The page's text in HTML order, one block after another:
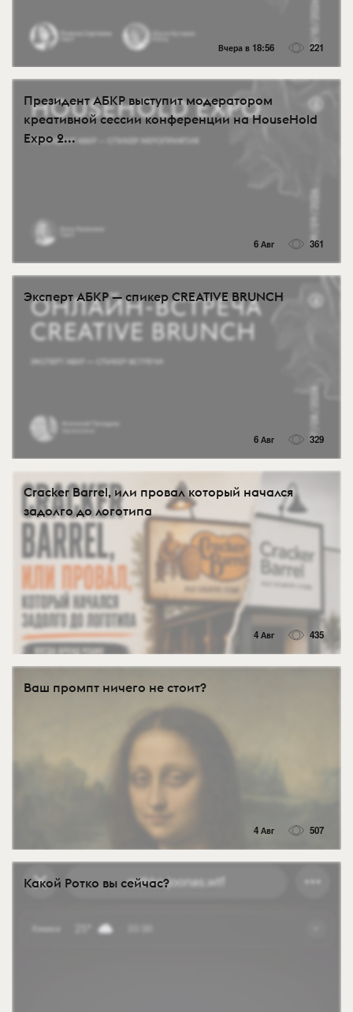
Вчера в 18:56 221
Президент АБКР выступит модератором
креативной сессии конференции на HouseHold
Expo 2...
6 Авг 361
Эксперт АБКР — спикер CREATIVE BRUNCH
6 Авг 329
Cracker Barrel, или провал который начался
задолго до логотипа
4 Авг 435
Ваш промпт ничего не стоит?
4 Авг 507
Какой Ротко вы сейчас?